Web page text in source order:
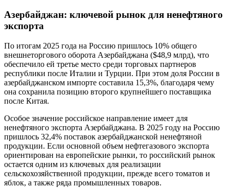
Азербайджан: ключевой рынок для ненефтяного
экспорта
По итогам 2025 года на Россию пришлось 10% общего
внешнеторгового оборота Азербайджана ($48,9 млрд), что
обеспечило ей третье место среди торговых партнеров
республики после Италии и Турции. При этом доля России в
азербайджанском импорте составила 15,3%, благодаря чему
она сохранила позицию второго крупнейшего поставщика
после Китая.
Особое значение российское направление имеет для
ненефтяного экспорта Азербайджана. В 2025 году на Россию
пришлось 32,4% поставок азербайджанской ненефтяной
продукции. Если основной объем нефтегазового экспорта
ориентирован на европейские рынки, то российский рынок
остается одним из ключевых для реализации
сельскохозяйственной продукции, прежде всего томатов и
яблок, а также ряда промышленных товаров.